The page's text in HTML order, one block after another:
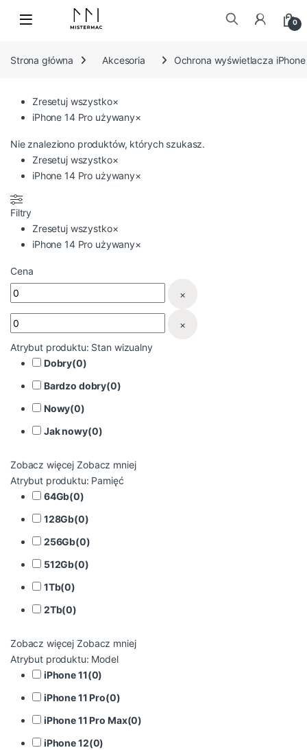
Skip to navigation
0
Strona główna
Akcesoria Ochrona wyświetlacza iPhone
Zresetuj wszystko×
iPhone 14 Pro używany×
Nie znaleziono produktów, których szukasz.
Zresetuj wszystko×
iPhone 14 Pro używany×
Filtry
Zresetuj wszystko×
iPhone 14 Pro używany×
Cena
×
×
Atrybut produktu: Stan wizualny
Dobry(0)
Bardzo dobry(0)
Nowy(0)
Jak nowy(0)
Zobacz więcej Zobacz mniej
Atrybut produktu: Pamięć
64Gb(0)
128Gb(0)
256Gb(0)
512Gb(0)
1Tb(0)
2Tb(0)
Zobacz więcej Zobacz mniej
Atrybut produktu: Model
iPhone 11(0)
iPhone 11 Pro(0)
iPhone 11 Pro Max(0)
iPhone 12(0)